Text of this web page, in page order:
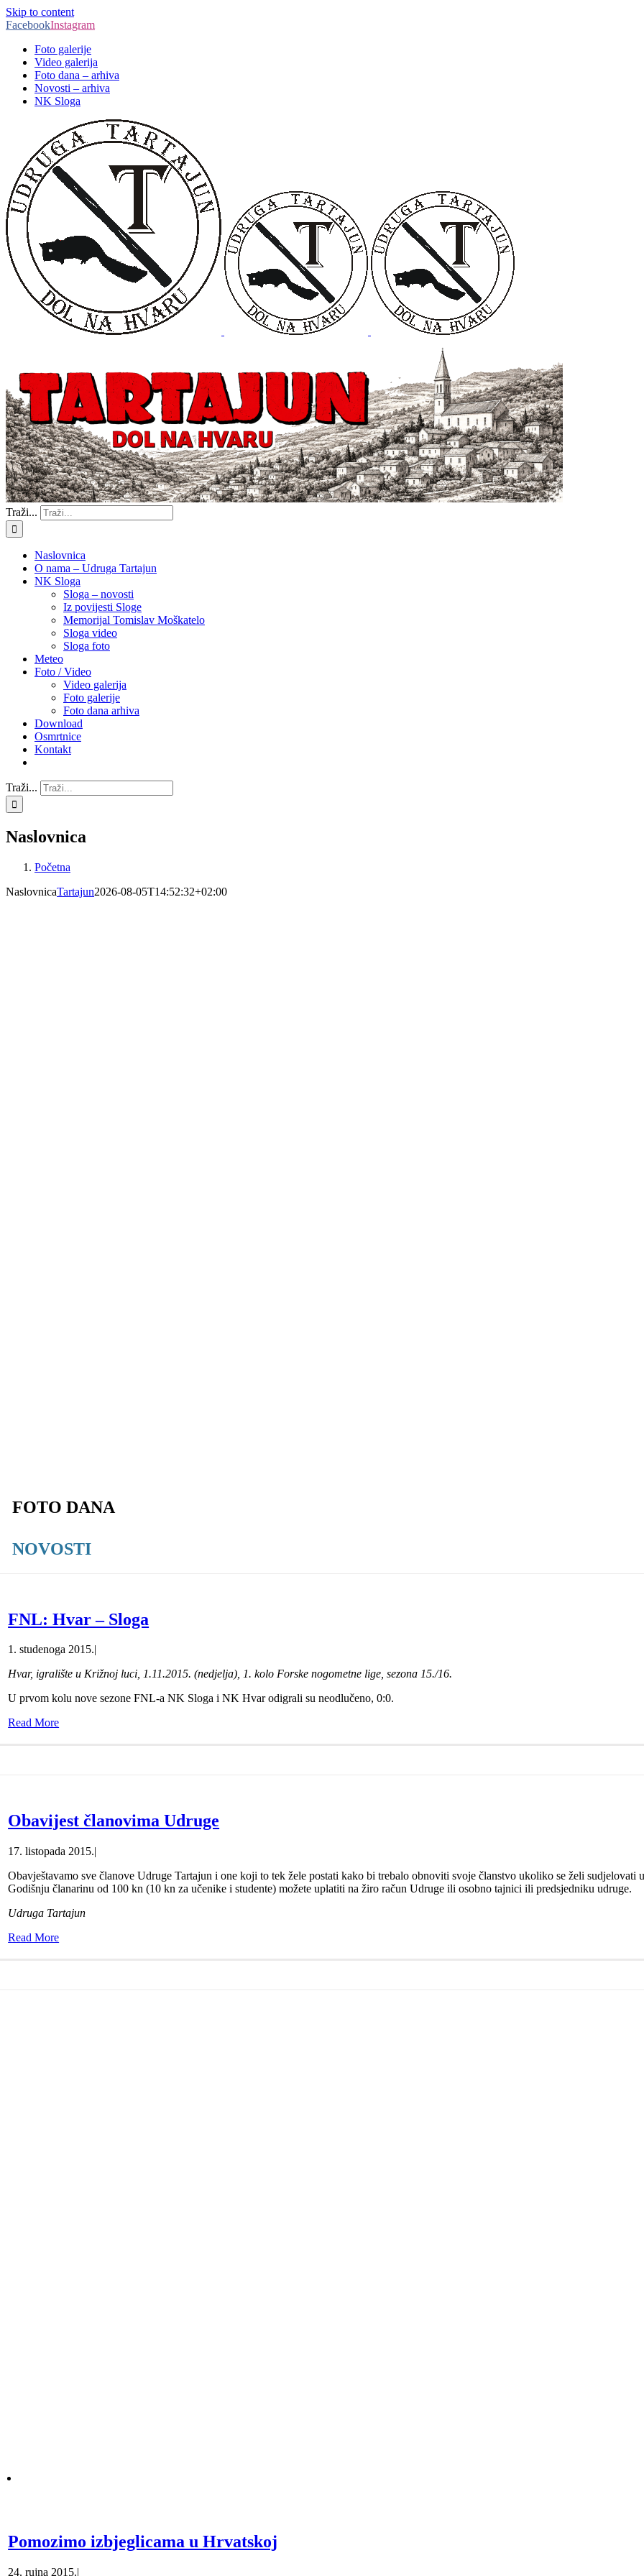
Skip to content
FacebookInstagram
Foto galerije
Video galerija
Foto dana – arhiva
Novosti – arhiva
NK Sloga
Traži...
Naslovnica
O nama – Udruga Tartajun
NK Sloga
Sloga – novosti
Iz povijesti Sloge
Memorijal Tomislav Moškatelo
Sloga video
Sloga foto
Meteo
Foto / Video
Video galerija
Foto galerije
Foto dana arhiva
Download
Osmrtnice
Kontakt
Traži...
Naslovnica
Početna
NaslovnicaTartajun2026-08-05T14:52:32+02:00
FOTO DANA
NOVOSTI
FNL: Hvar – Sloga
1. studenoga 2015.|
Hvar, igralište u Križnoj luci, 1.11.2015. (nedjelja), 1. kolo Forske nogometne lige, sezona 15./16.
U prvom kolu nove sezone FNL-a NK Sloga i NK Hvar odigrali su neodlučeno, 0:0.
Read More
Obavijest članovima Udruge
17. listopada 2015.|
Obavještavamo sve članove Udruge Tartajun i one koji to tek žele postati kako bi trebalo obnoviti svoje članstvo ukoliko se želi sudjelovati
Godišnju članarinu od 100 kn (10 kn za učenike i studente) možete uplatiti na žiro račun Udruge ili osobno tajnici ili predsjedniku udruge.
Udruga Tartajun
Read More
Pomozimo izbjeglicama u Hrvatskoj
24. rujna 2015.|